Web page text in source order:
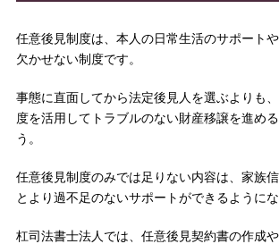
任意後見制度は、本人の日常生活のサポート
欠かせない制度です。
事態に直面してから法定後見人を選ぶよりも
度を活用してトラブルのない財産移譲を進め
う。
任意後見制度のみでは足りない内容は、家族
とより過不足のないサポートができるようにな
杠司法書士法人では、任意後見契約書の作成